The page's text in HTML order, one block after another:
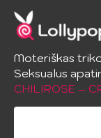
Pradžia
Moteriškas
Seksualus
CHILIROSE –